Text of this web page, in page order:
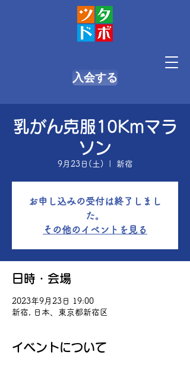
入会する
乳がん克服10Kmマラ
ソン
9月23日(土) 新宿
お申し込みの受付は終了しまし
た。
その他のイベントを見る
日時・会場
2023年9月23日 19:00
新宿, 日本、東京都新宿区
イベントについて